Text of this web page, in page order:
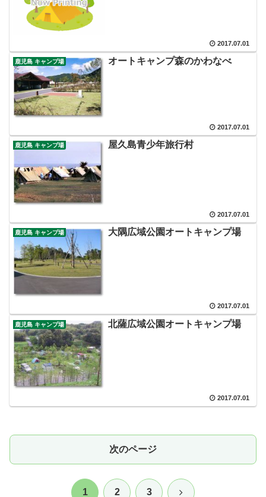
2017.07.01
鹿児島 キャンプ場 オートキャンプ森のかわなべ
2017.07.01
鹿児島 キャンプ場 屋久島青少年旅行村
2017.07.01
鹿児島 キャンプ場 大隅広域公園オートキャンプ場
2017.07.01
鹿児島 キャンプ場 北薩広域公園オートキャンプ場
2017.07.01
次のページ
1 2 3 次